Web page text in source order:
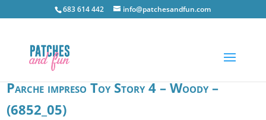
683 614 442 info@patchesandfun.com
Parche impreso Toy Story 4 – Woody –
(6852_05)